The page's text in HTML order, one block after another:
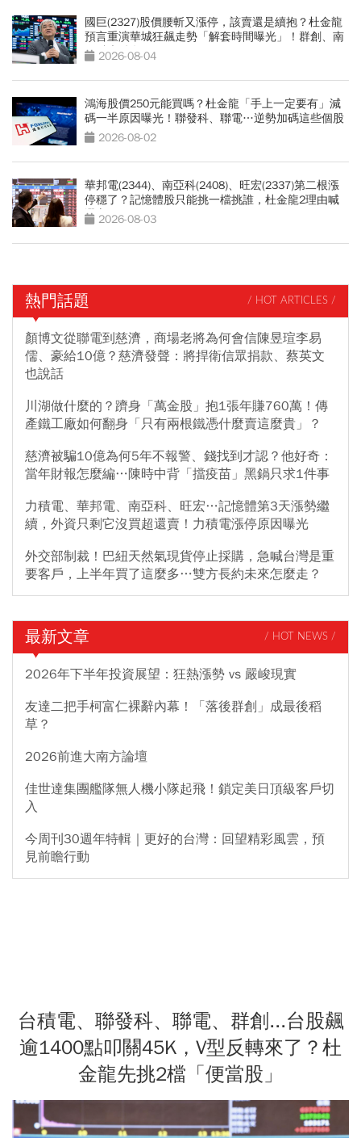
國巨(2327)股價腰斬又漲停，該賣還是續抱？杜金龍
預言重演華城狂飆走勢「解套時間曝光」！群創、南
亞科也點名
2026-08-04
鴻海股價250元能買嗎？杜金龍「手上一定要有」減
碼一半原因曝光！聯發科、聯電…逆勢加碼這些個股
2026-08-02
華邦電(2344)、南亞科(2408)、旺宏(2337)第二根漲
停穩了？記憶體股只能挑一檔挑誰，杜金龍2理由喊
選它2026-08-03
熱門話題 / HOT ARTICLES /
顏博文從聯電到慈濟，商場老將為何會信陳昱瑄李易
儒、豪給10億？慈濟發聲：將捍衛信眾捐款、蔡英文
也說話
川湖做什麼的？躋身「萬金股」抱1張年賺760萬！傳
產鐵工廠如何翻身「只有兩根鐵憑什麼賣這麼貴」？
慈濟被騙10億為何5年不報警、錢找到才認？他好奇：
當年財報怎麼編…陳時中背「擋疫苗」黑鍋只求1件事
力積電、華邦電、南亞科、旺宏…記憶體第3天漲勢繼
續，外資只剩它沒買超還賣！力積電漲停原因曝光
外交部制裁！巴紐天然氣現貨停止採購，急喊台灣是重
要客戶，上半年買了這麼多…雙方長約未來怎麼走？
最新文章 / HOT NEWS /
2026年下半年投資展望：狂熱漲勢 vs 嚴峻現實
友達二把手柯富仁裸辭內幕！「落後群創」成最後稻
草？
2026前進大南方論壇
佳世達集團艦隊無人機小隊起飛！鎖定美日頂級客戶切
入
今周刊30週年特輯｜更好的台灣：回望精彩風雲，預
見前瞻行動
台積電、聯發科、聯電、群創...台股飆
逾1400點叩關45K，V型反轉來了？杜
金龍先挑2檔「便當股」